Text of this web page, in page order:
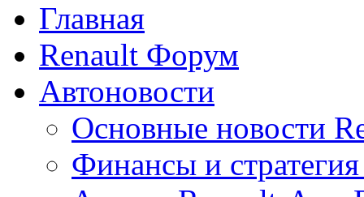
Главная
Renault Форум
Автоновости
Основные новости
Финансы и